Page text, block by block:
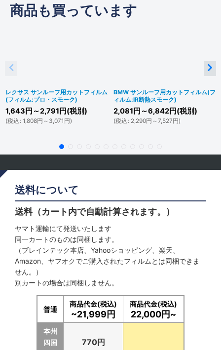
商品も買っています
レクサス サンルーフ用カットフィルム
(フィルム:プロ・スモーク)
1,643 円 ～2,791 円(税別)
(税込 : 1,808円 ～3,071 円)
BMW サンルーフ用カットフィルム(フ
ィルム:IR断熱スモーク)
2,081 円 ～6,842円(税別)
(税込 : 2,290円 ～7,527円)
送料について
送料（カート内で自動計算されます。）
ヤマト運輸にて発送いたします
同一カートのものは同梱します。
（ブレインテック本店、Yahooショッピング、楽天、
Amazon、ヤフオクでご購入されたフィルムとは同梱できま
せん。）
別カートの場合は同梱しません。
普通
商品代金(税込)
~21,999円
商品代金(税込)
22,000円~
本州
四国
770円